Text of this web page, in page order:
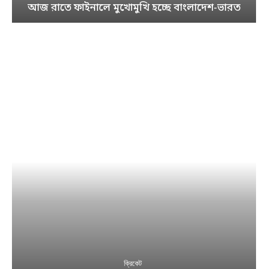
আজ রাতে ফাইনালে মুখোমুখি হচ্ছে বাংলাদেশ-ভারত
ক্রিকেট